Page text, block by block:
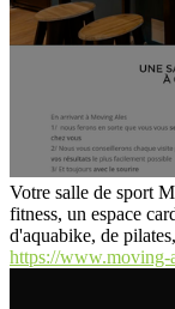
Votre salle de sport
fitness, un espace
d'aquabike, de
https://www.moving-